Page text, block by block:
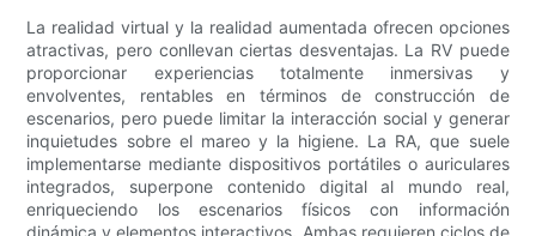
La realidad virtual y la realidad aumentada ofrecen opciones
atractivas, pero conllevan ciertas desventajas. La RV puede
proporcionar experiencias totalmente inmersivas y
envolventes, rentables en términos de construcción de
escenarios, pero puede limitar la interacción social y generar
inquietudes sobre el mareo y la higiene. La RA, que suele
implementarse mediante dispositivos portátiles o auriculares
integrados, superpone contenido digital al mundo real,
enriqueciendo los escenarios físicos con información